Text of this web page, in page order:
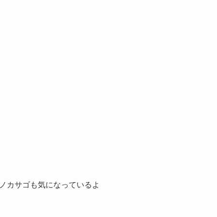
カサゴも気になっているよ